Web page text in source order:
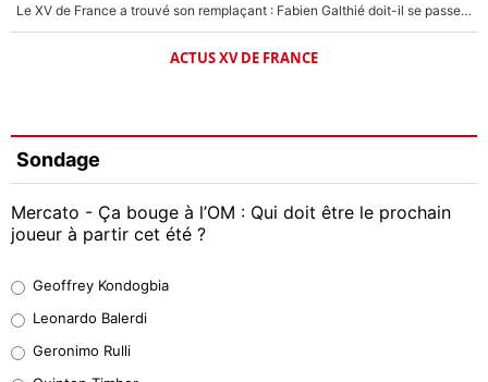
Le XV de France a trouvé son remplaçant : Fabien Galthié doit-il se passer d'Antoine Dupont ?
ACTUS XV DE FRANCE
Sondage
Mercato - Ça bouge à l’OM : Qui doit être le prochain
joueur à partir cet été ?
38%
32%
Geoffrey Kondogbia
Leonardo Balerdi
Geronimo Rulli